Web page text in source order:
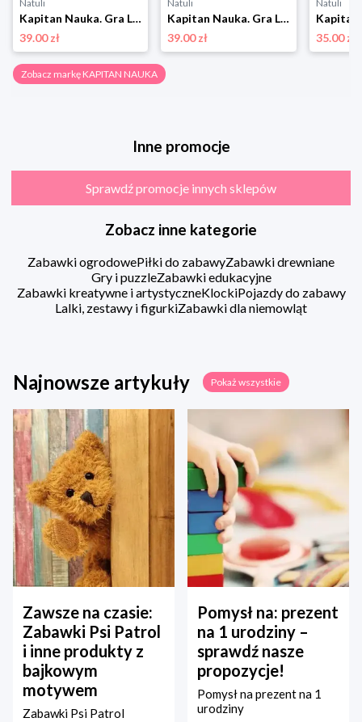
Natuli
Kapitan Nauka. Gra Loteryjka Zwierzęta 2+ Kapitan nauka
39.00 zł
Natuli
Kapitan Nauka. Gra Loteryjka. Kolory 2+ Kapitan nauka
39.00 zł
Natuli
35.00 zł
Zobacz markę KAPITAN NAUKA
Inne promocje
Sprawdź promocje innych sklepów
Zobacz inne kategorie
Zabawki ogrodowePiłki do zabawyZabawki drewniane
Gry i puzzleZabawki edukacyjne
Zabawki kreatywne i artystyczneKlockiPojazdy do zabawy
Lalki, zestawy i figurkiZabawki dla niemowląt
Najnowsze artykuły Pokaż wszystkie
Zawsze na czasie:
Zabawki Psi Patrol
i inne produkty z
bajkowym
motywem
Zabawki Psi Patrol
Pomysł na: prezent
na 1 urodziny –
sprawdź nasze
propozycje!
Pomysł na prezent na 1
urodziny